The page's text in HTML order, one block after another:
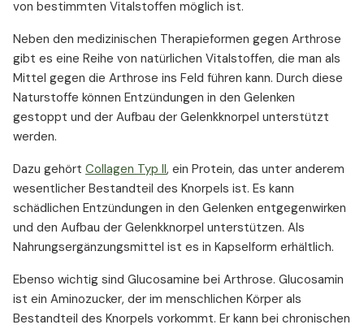
von bestimmten Vitalstoffen möglich ist.
Neben den medizinischen Therapieformen gegen Arthrose
gibt es eine Reihe von natürlichen Vitalstoffen, die man als
Mittel gegen die Arthrose ins Feld führen kann. Durch diese
Naturstoffe können Entzündungen in den Gelenken
gestoppt und der Aufbau der Gelenkknorpel unterstützt
werden.
Dazu gehört Collagen Typ II, ein Protein, das unter anderem
wesentlicher Bestandteil des Knorpels ist. Es kann
schädlichen Entzündungen in den Gelenken entgegenwirken
und den Aufbau der Gelenkknorpel unterstützen. Als
Nahrungsergänzungsmittel ist es in Kapselform erhältlich.
Ebenso wichtig sind Glucosamine bei Arthrose. Glucosamin
ist ein Aminozucker, der im menschlichen Körper als
Bestandteil des Knorpels vorkommt. Er kann bei chronischen